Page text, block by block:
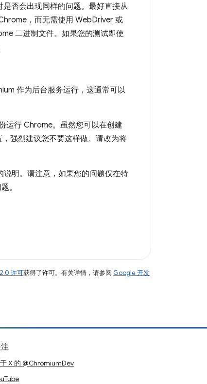
否会出现同样的问题。最好直接从
，而无需使用 WebDriver 或
二进制文件。如果您的测试即使
作为后台服务运行，这通常可以
运行 Chrome。虽然您可以在创建
强烈建议您不要这样做。请改为将
明。请注意，如果您的问题仅在特
。
许可获得了许可。有关详情，请参阅 Google 开发
X 的 @ChromiumDev